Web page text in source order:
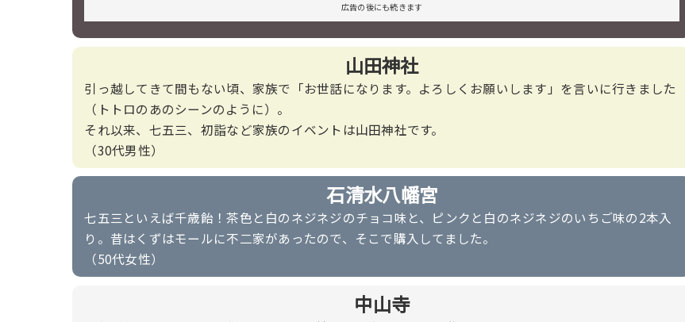
広告の後にも続きます
山田神社
引っ越してきて間もない頃、家族で「お世話になります。よろしくお願いします」を言いに行きました
（トトロのあのシーンのように）。
それ以来、七五三、初詣など家族のイベントは山田神社です。
（30代男性）
石清水八幡宮
七五三といえば千歳飴！茶色と白のネジネジのチョコ味と、ピンクと白のネジネジのいちご味の2本入
り。昔はくずはモールに不二家があったので、そこで購入してました。
（50代女性）
中山寺